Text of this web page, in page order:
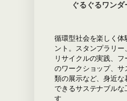
ぐるぐるワンダ
循環型社会を楽しく体
ント。スタンプラリー
リサイクルの実践、
のワークショップ、サ
類の展示など、身近な
できるサステナブルな
す